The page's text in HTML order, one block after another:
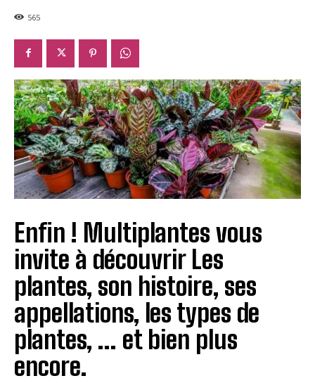
565
Enfin ! Multiplantes vous
invite à découvrir Les
plantes, son histoire, ses
appellations, les types de
plantes, … et bien plus
encore.